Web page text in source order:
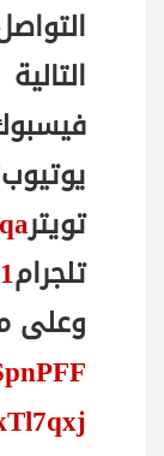
التالية
يوتيوب
تويتر
تلجرام
وعلى